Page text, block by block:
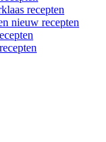
recepten
nieuw recepten